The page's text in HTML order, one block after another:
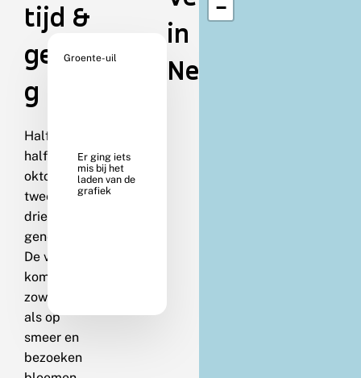
tijd &
gedra
g
Half april-
half
oktober in
twee, soms
drie
generaties.
De vlinders
komen
zowel licht
als op
smeer en
bezoeken
Groente-uil
in
Nederland
−